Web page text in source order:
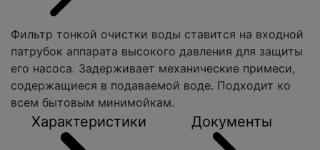
Фильтр тонкой очистки воды ставится на входной
патрубок аппарата высокого давления для защиты
его насоса. Задерживает механические примеси,
содержащиеся в подаваемой воде. Подходит ко
всем бытовым минимойкам.
Характеристики Документы